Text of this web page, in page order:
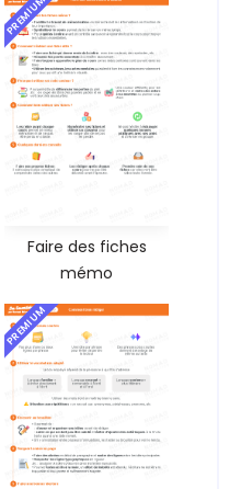
PREMIUM
Faire des fiches
mémo
PREMIUM